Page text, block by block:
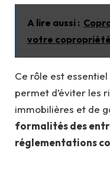
A lire aussi :
votre copropriété
Ce rôle est
permet d’éviter les
immobilières et de
formalités des
réglementations